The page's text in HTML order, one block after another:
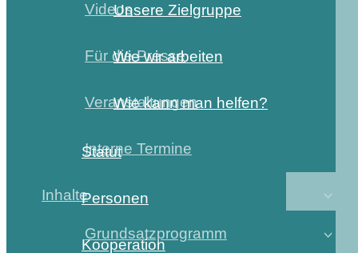
Videos
Für die Presse
Veranstaltungen
Interne Termine
Inhalte
Grundsatzprogramm
Unsere Zielgruppe
Wie wir arbeiten
Wie kann man helfen?
Statut
Personen
Kooperation